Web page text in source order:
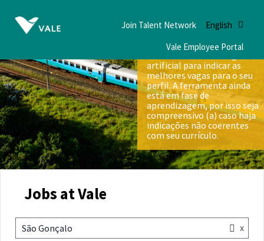
English
Join Talent Network
Vale Employee Portal
Nós utilizamos inteligência
artificial para indicar as
melhores vagas para o seu
perfil. A ferramenta ainda
está em fase de
aprendizagem, por isso seja
compreensivo (a) caso haja
indicações não coerentes
com seu currículo.
Jobs at Vale
São Gonçalo x